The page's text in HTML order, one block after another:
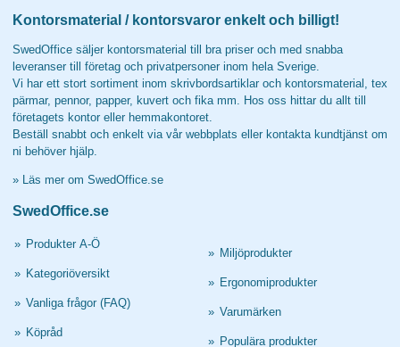
Kontorsmaterial / kontorsvaror enkelt och billigt!
SwedOffice säljer kontorsmaterial till bra priser och med snabba
leveranser till företag och privatpersoner inom hela Sverige.
Vi har ett stort sortiment inom skrivbordsartiklar och kontorsmaterial, tex
pärmar, pennor, papper, kuvert och fika mm. Hos oss hittar du allt till
företagets kontor eller hemmakontoret.
Beställ snabbt och enkelt via vår webbplats eller kontakta kundtjänst om
ni behöver hjälp.
» Läs mer om SwedOffice.se
SwedOffice.se
» Produkter A-Ö
» Kategoriöversikt
» Vanliga frågor (FAQ)
» Köpråd
» Miljöprodukter
» Ergonomiprodukter
» Varumärken
» Populära produkter